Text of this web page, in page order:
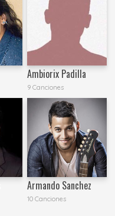
Ambiorix Padilla
9 Canciones
Armando Sanchez
10 Canciones